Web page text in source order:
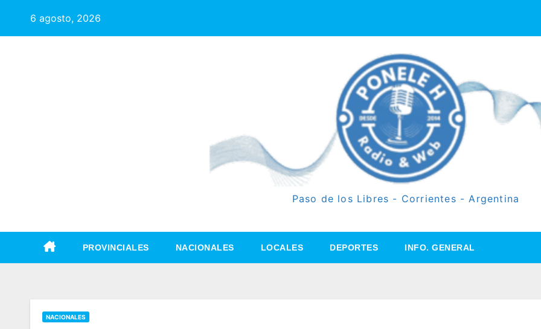
6 agosto, 2026
Paso de los Libres - Corrientes - Argentina
PROVINCIALES NACIONALES LOCALES DEPORTES INFO. GENERAL
NACIONALES